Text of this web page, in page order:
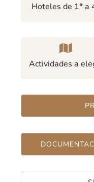
Hoteles de 1* a
Actividades a